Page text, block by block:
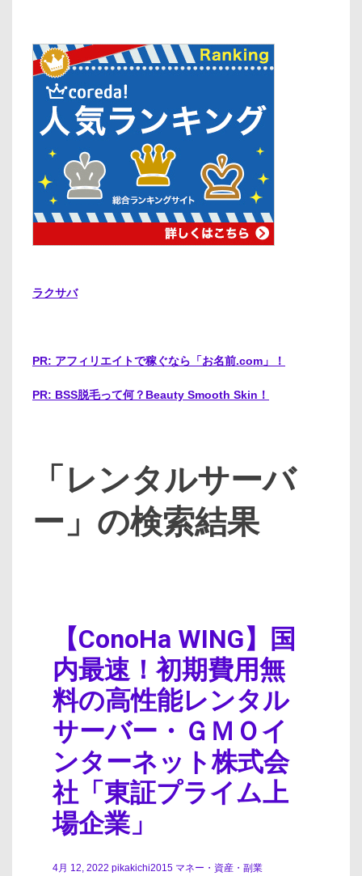
ラクサバ
PR: アフィリエイトで稼ぐなら「お名前.com」！
PR: BSS脱毛って何？Beauty Smooth Skin！
「レンタルサーバ
ー」の検索結果
【ConoHa WING】国
内最速！初期費用無
料の高性能レンタル
サーバー・ＧＭＯイ
ンターネット株式会
社「東証プライム上
場企業」
4月 12, 2022 pikakichi2015 マネー・資産・副業